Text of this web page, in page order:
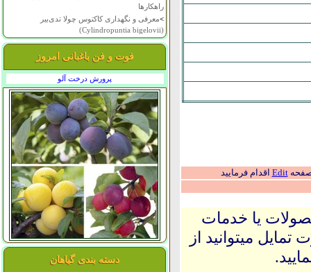
راهکارها
>معرفی و نگهداری کاکتوس چولا تدی‌بیر
(Cylindropuntia bigelovii)
فوت و فن باغبانی امروز
پرورش درخت آلو
دسته بندی گیاهان
صفحهEdit اقدام فرمایید
یا خدمات
میتوانید از